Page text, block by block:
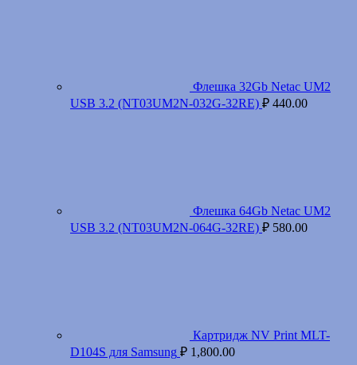
Флешка 32Gb Netac UM2
USB 3.2 (NT03UM2N-032G-32RE) ₽ 440.00
Флешка 64Gb Netac UM2
USB 3.2 (NT03UM2N-064G-32RE) ₽ 580.00
Картридж NV Print MLT-
D104S для Samsung ₽ 1,800.00